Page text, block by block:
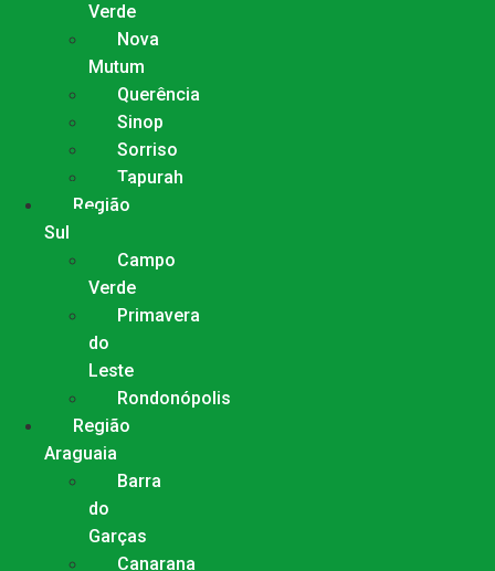
Verde
Nova
Mutum
Querência
Sinop
Sorriso
Tapurah
Região
Sul
Campo
Verde
Primavera
do
Leste
Rondonópolis
Região
Araguaia
Barra
do
Garças
Canarana